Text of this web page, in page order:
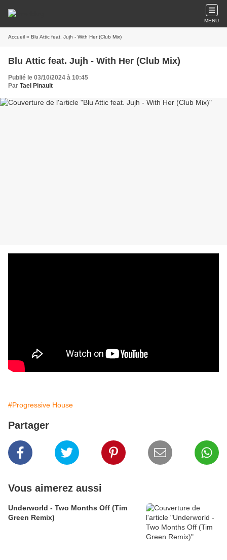
MENU
Accueil » Blu Attic feat. Jujh - With Her (Club Mix)
Blu Attic feat. Jujh - With Her (Club Mix)
Publié le 03/10/2024 à 10:45
Par Tael Pinault
#Progressive House
Partager
Vous aimerez aussi
Underworld - Two Months Off (Tim
Green Remix)